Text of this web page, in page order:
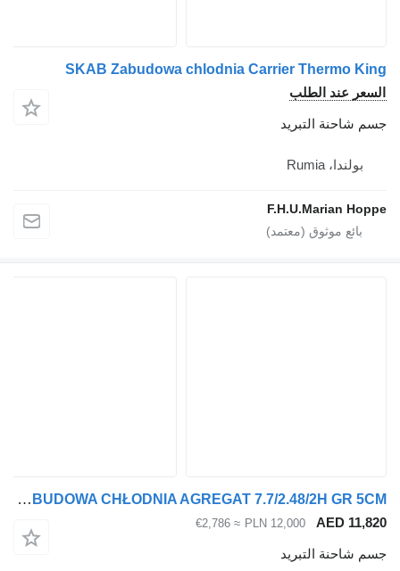
SKAB Zabudowa chlodnia
ZABUDOWA CHŁODNIA AGREGAT 7.7/2.48/2H GR 5CM
PLN
≈ €2,786